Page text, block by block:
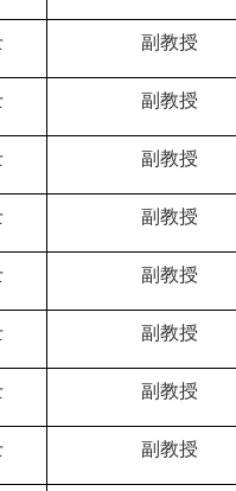
副教授
副教授
副教授
副教授
副教授
副教授
副教授
副教授